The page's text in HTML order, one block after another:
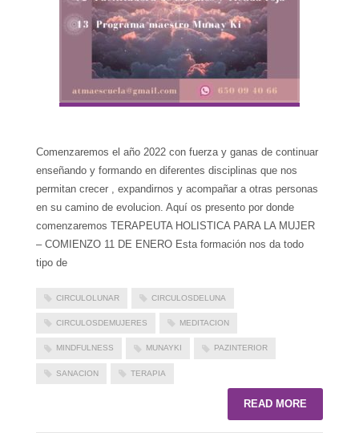
Comenzaremos el año 2022 con fuerza y ganas de continuar
enseñando y formando en diferentes disciplinas que nos
permitan crecer , expandirnos y acompañar a otras personas
en su camino de evolucion. Aquí os presento por donde
comenzaremos TERAPEUTA HOLISTICA PARA LA MUJER
– COMIENZO 11 DE ENERO Esta formación nos da todo
tipo de
CIRCULOLUNAR CIRCULOSDELUNA
CIRCULOSDEMUJERES MEDITACION
MINDFULNESS MUNAYKI PAZINTERIOR
SANACION TERAPIA
READ MORE